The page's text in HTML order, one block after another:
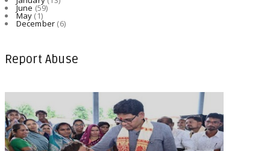
June (59)
May (1)
December (6)
Report Abuse